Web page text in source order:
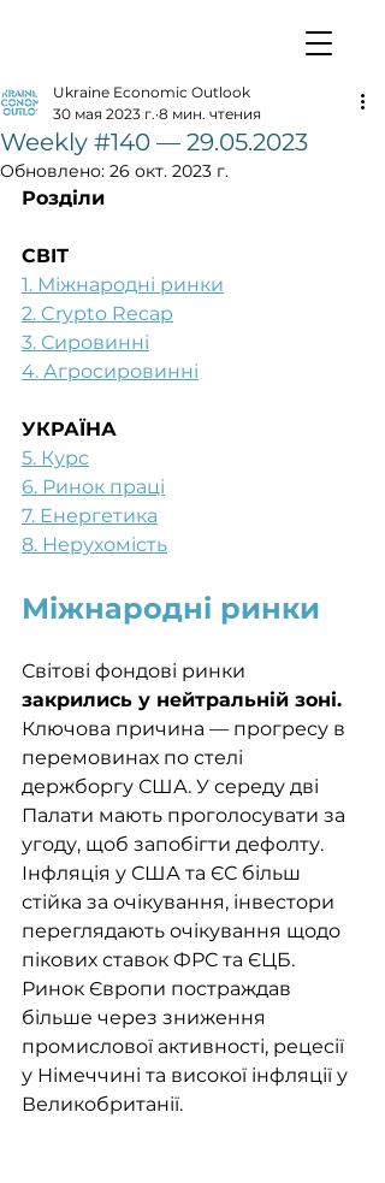
Weekly #140 — 29.05.2023
Ukraine Economic Outlook
30 мая 2023 г. 8 мин. чтения
Обновлено: 26 окт. 2023 г.
Розділи
СВІТ
1. Міжнародні ринки
2. Crypto Recap
3. Сировинні
4. Агросировинні
УКРАЇНА
5. Курс
6. Ринок праці
7. Енергетика
8. Нерухомість
Міжнародні ринки
Світові фондові ринки
закрились у нейтральній зоні.
Ключова причина — прогресу в
перемовинах по стелі
держборгу США. У середу дві
Палати мають проголосувати за
угоду, щоб запобігти дефолту.
Інфляція у США та ЄС більш
стійка за очікування, інвестори
переглядають очікування щодо
пікових ставок ФРС та ЄЦБ.
Ринок Європи постраждав
більше через зниження
промислової активності, рецесії
у Німеччині та високої інфляції у
Великобританії.